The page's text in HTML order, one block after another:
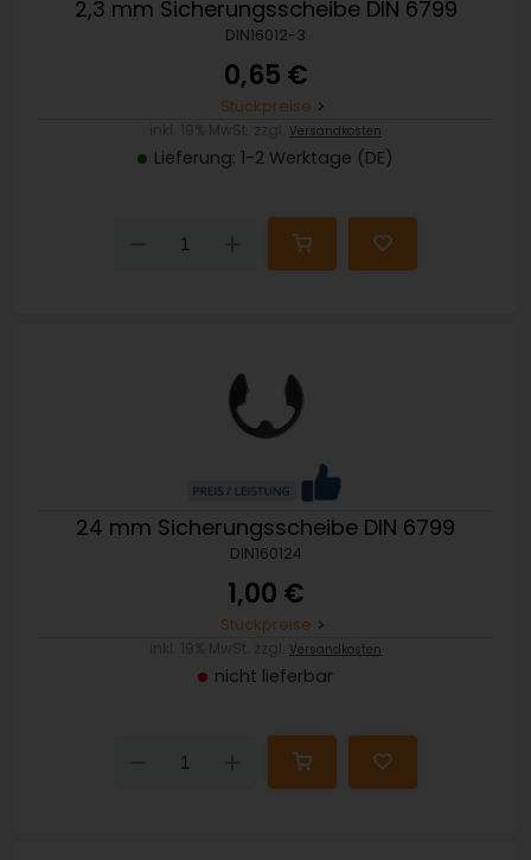
2,3 mm Sicherungsscheibe DIN 6799
DIN16012-3
0,65 €
Stückpreise
Versandkosten
Lieferung: 1-2 Werktage (DE)
Down
24 mm Sicherungsscheibe DIN 6799
DIN160124
1,00 €
Stückpreise
Versandkosten
nicht lieferbar
Down